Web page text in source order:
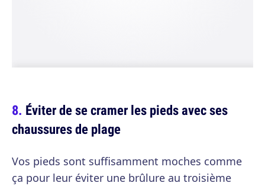
Éviter de se cramer les pieds avec ses
chaussures de plage
Vos pieds sont suffisamment moches comme
ça pour leur éviter une brûlure au troisième